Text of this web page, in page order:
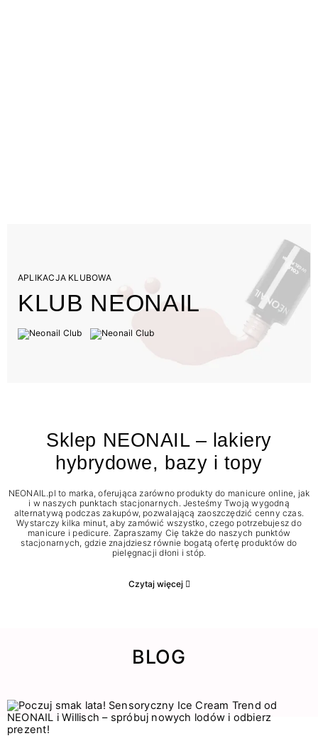
APLIKACJA KLUBOWA
KLUB NEONAIL
Sklep NEONAIL – lakiery
hybrydowe, bazy i topy
NEONAIL.pl to marka, oferująca zarówno produkty do manicure online, jak
i w naszych punktach stacjonarnych. Jesteśmy Twoją wygodną
alternatywą podczas zakupów, pozwalającą zaoszczędzić cenny czas.
Wystarczy kilka minut, aby zamówić wszystko, czego potrzebujesz do
manicure i pedicure. Zapraszamy Cię także do naszych punktów
stacjonarnych, gdzie znajdziesz równie bogatą ofertę produktów do
pielęgnacji dłoni i stóp.
Czytaj więcej
BLOG